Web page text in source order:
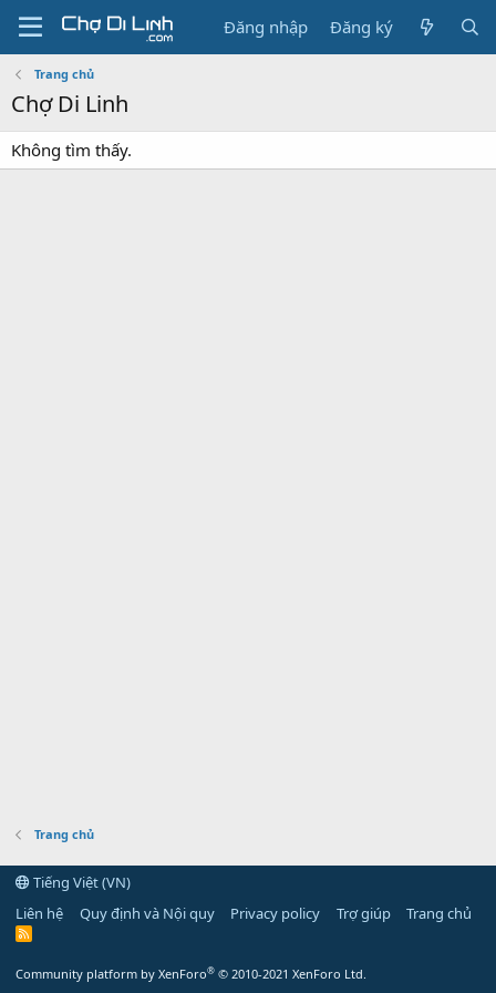
Đăng nhập Đăng ký
Trang chủ
Chợ Di Linh
Không tìm thấy.
Trang chủ
Tiếng Việt (VN)
Liên hệ
Quy định và Nội quy Privacy policy Trợ giúp Trang chủ
R
Community platform by XenForo® © 2010-2021 XenForo Ltd.